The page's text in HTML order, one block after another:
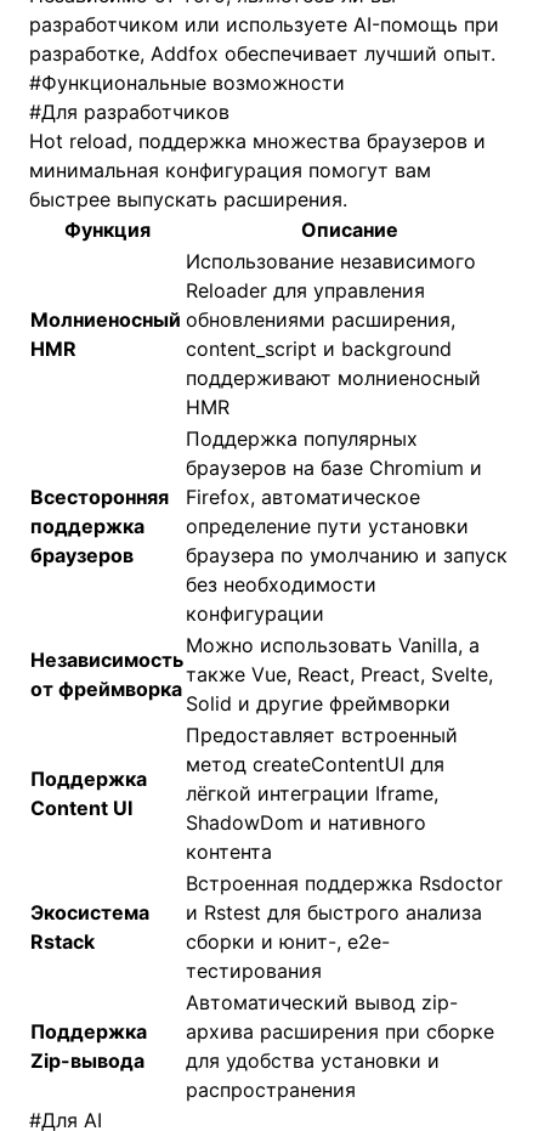
разработчиком или используете AI-помощь при
разработке, Addfox обеспечивает лучший опыт.
#Функциональные возможности
#Для разработчиков
Hot reload, поддержка множества браузеров и
минимальная конфигурация помогут вам
быстрее выпускать расширения.
Функция
Описание
Молниеносный
HMR
Использование независимого
Reloader для управления
обновлениями расширения,
content_script и background
поддерживают молниеносный
HMR
Всесторонняя
поддержка
браузеров
Поддержка популярных
браузеров на базе Chromium и
Firefox, автоматическое
определение пути установки
браузера по умолчанию и запуск
без необходимости
конфигурации
Независимость
от фреймворка
Можно использовать Vanilla, а
также Vue, React, Preact, Svelte,
Solid и другие фреймворки
Поддержка
Content UI
Предоставляет встроенный
метод createContentUI для
лёгкой интеграции Iframe,
ShadowDom и нативного
контента
Экосистема
Rstack
Встроенная поддержка Rsdoctor
и Rstest для быстрого анализа
сборки и юнит-, e2e-
тестирования
Поддержка
Zip-вывода
Автоматический вывод zip-
архива расширения при сборке
для удобства установки и
распространения
#Для AI